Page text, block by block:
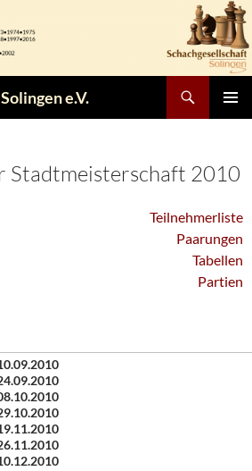
e.V.
Stadtmeisterschaft 2010
Teilnehmerliste
Paarungen
Tabellen
Partien